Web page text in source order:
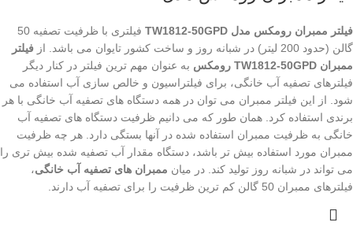
فیلتر ممبران رومکس مدل TW1812-50GPD
فیلتری با ظرفیت تصفیه 50
گالن (حدود 200 لیتر) در شبانه روز و ساخت کشور تایوان می باشد. از
فیلتر
ممبران TW1812-50GPD رومکس
به عنوان مهم ترین فیلتر در کنار دیگر
فیلترهای تصفیه آب خانگی، برای فیلتراسیون و خالص سازی آب استفاده می
شود. از این فیلتر ممبران می توان در همه دستگاه های تصفیه آب خانگی با هر
برندی استفاده کرد. همان طور که می دانیم ظرفیت دستگاه های تصفیه آب
خانگی به ظرفیت ممبران استفاده شده در آنها بستگی دارد. هر چه ظرفیت
ممبران مورد استفاده بیش تر باشد، دستگاه مقدار آب تصفیه شده بیش تری را
می تواند در شبانه روز تولید کند. در میان ممبران های تصفیه آب خانگی،
فیلترهای ممبران 50 گالن کم ترین ظرفیت را برای تصفیه آب دارند.